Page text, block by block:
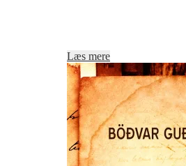
Læs mere